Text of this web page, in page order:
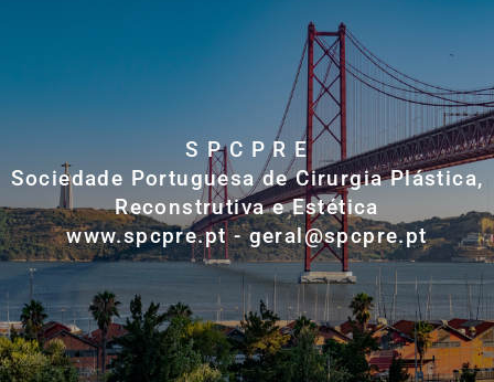
S P C P R E
Sociedade Portuguesa de Cirurgia Plástica,
Reconstrutiva e Estética
www.spcpre.pt - geral@spcpre.pt